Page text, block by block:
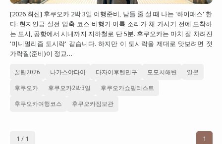
태국
대만
프랑스
이탈리아
스위스
스페인
[2026 최신] 후쿠오카 2박 3일 여행준비, 남들 줄 설 때 나는 '하이패스' 한
다: 현지인급 실전 압축 코스 비행기 이륙 소리가 채 가시기 전에 도착하
는 도시, 공항에서 시내까지 지하철로 단 5분. 후쿠오카는 마치 잘 차려진
'미니멀리즘 도시락' 같습니다. 하지만 이 도시락을 제대로 맛보려면 젓
가락질(준비)이 정교…
꿀팁2026 나카스야타이 다자이후텐만구 모모치해변 일본
후쿠오카 후쿠오카2박3일 후쿠오카쇼핑리스트
후쿠오카여행코스 후쿠오카짐보관
1 / 1
1